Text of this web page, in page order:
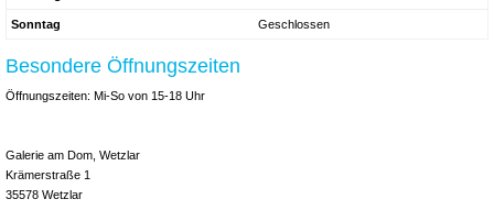
Sonntag Geschlossen
Besondere Öffnungszeiten
Öffnungszeiten: Mi-So von 15-18 Uhr
Galerie am Dom, Wetzlar
Krämerstraße 1
35578 Wetzlar